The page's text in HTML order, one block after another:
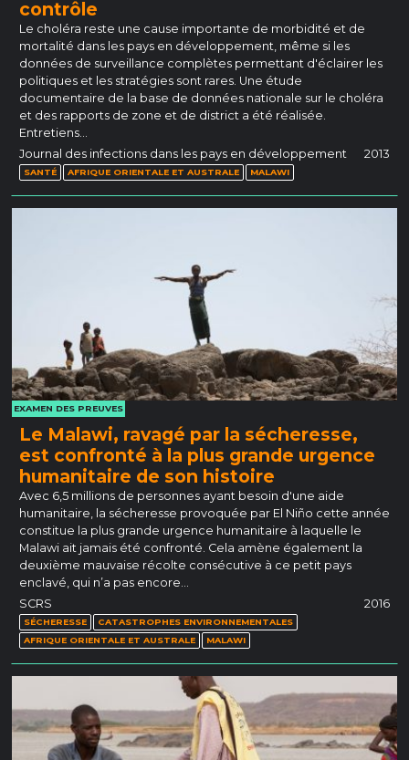
contrôle
Le choléra reste une cause importante de morbidité et de
mortalité dans les pays en développement, même si les
données de surveillance complètes permettant d'éclairer les
politiques et les stratégies sont rares. Une étude
documentaire de la base de données nationale sur le choléra
et des rapports de zone et de district a été réalisée.
Entretiens…
Journal des infections dans les pays en développement
2013
SANTÉ AFRIQUE ORIENTALE ET AUSTRALE MALAWI
EXAMEN DES PREUVES
Le Malawi, ravagé par la sécheresse,
est confronté à la plus grande urgence
humanitaire de son histoire
Avec 6,5 millions de personnes ayant besoin d'une aide
humanitaire, la sécheresse provoquée par El Niño cette année
constitue la plus grande urgence humanitaire à laquelle le
Malawi ait jamais été confronté. Cela amène également la
deuxième mauvaise récolte consécutive à ce petit pays
enclavé, qui n’a pas encore…
SCRS
2016
SÉCHERESSE
CATASTROPHES ENVIRONNEMENTALES
AFRIQUE ORIENTALE ET AUSTRALE
MALAWI